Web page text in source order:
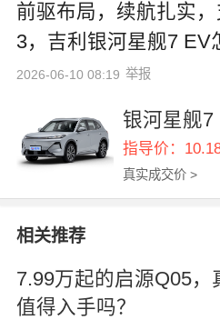
前驱布局，续航扎实
3，吉利银河星舰7 EV
2026-06-10 08:19 举报
银河星舰7
指导价：
真实成交价 >
相关推荐
7.99万起的启源Q05，
值得入手吗？